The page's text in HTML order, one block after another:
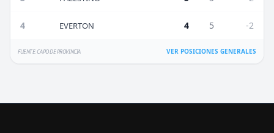
4 EVERTON 4 5 -2
FUENTE: CAPO DE PROVINCIA VER POSICIONES GENERALES